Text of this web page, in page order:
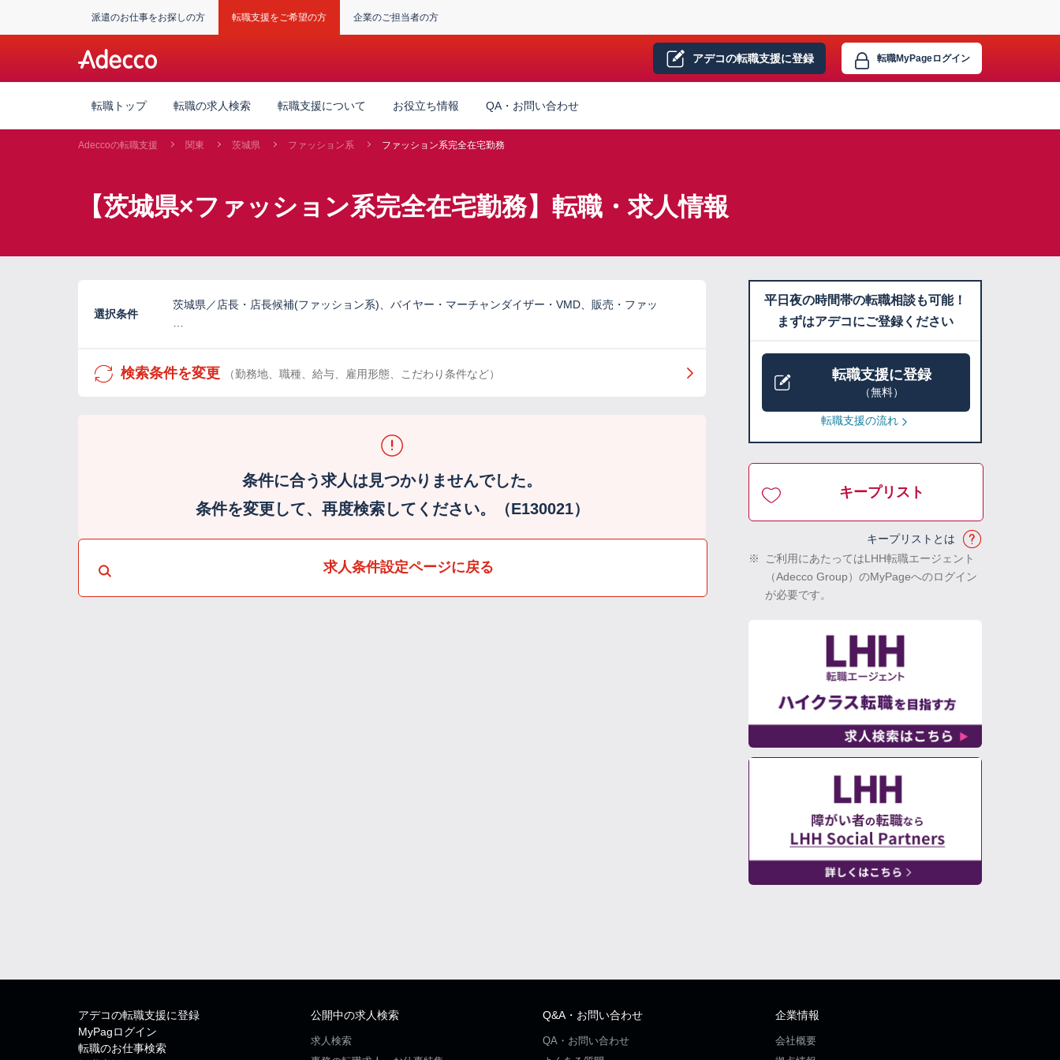
派遣のお仕事をお探しの方 転職支援をご希望の方 企業のご担当者の方
アデコの転職支援に登録 転職MyPageログイン
転職トップ 転職の求人検索 転職支援について お役立ち情報 QA・お問い合わせ
Adeccoの転職支援 関東 茨城県 ファッション系 ファッション系完全在宅勤務
【茨城県×ファッション系完全在宅勤務】転職・求人情報
選択条件
茨城県／店長・店長候補(ファッション系)、バイヤー・マーチャンダイザー・VMD、販売・ファッ
検索条件を変更 （勤務地、職種、給与、雇用形態、こだわり条件など）
条件に合う求人は見つかりませんでした。
条件を変更して、再度検索してください。（E130021）
求人条件設定ページに戻る
平日夜の時間帯の転職相談も可能！
まずはアデコにご登録ください
転職支援に登録
（無料）
転職支援の流れ
キープリスト
キープリストとは
※
ご利用にあたってはLHH転職エージェント
（Adecco Group）のMyPageへのログイン
が必要です。
アデコの転職支援に登録
MyPagログイン
転職のお仕事検索
公開中の求人検索
求人検索
Q&A・お問い合わせ
QA・お問い合わせ
企業情報
会社概要